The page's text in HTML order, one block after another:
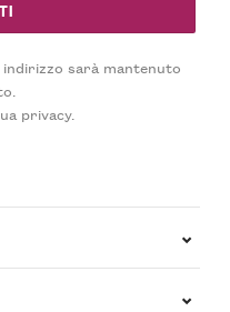
sarà mantenuto
privacy.